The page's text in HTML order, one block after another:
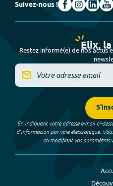
Suivez-nous !
Elix,
Restez informé(e) de nos actus
En indiquant votre adresse e-mail ci-
d’information par voie électronique.
en modifiant vos paramètres